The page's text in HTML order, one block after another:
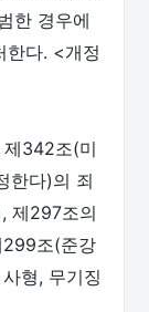
한 경우에
한다. <개정
342조(미
한다)의 죄
제297조의
조(준강
형, 무기징